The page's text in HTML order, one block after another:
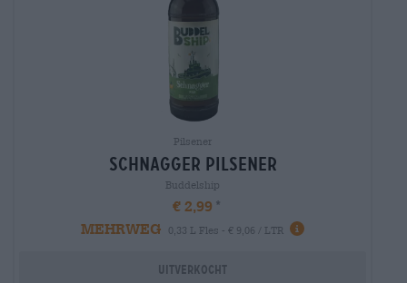
Pilsener
schnagger pilsener
Buddelship
€ 2,99
MEHRWEG
0,33 L Fles - € 9,06 / LTR
Uitverkocht